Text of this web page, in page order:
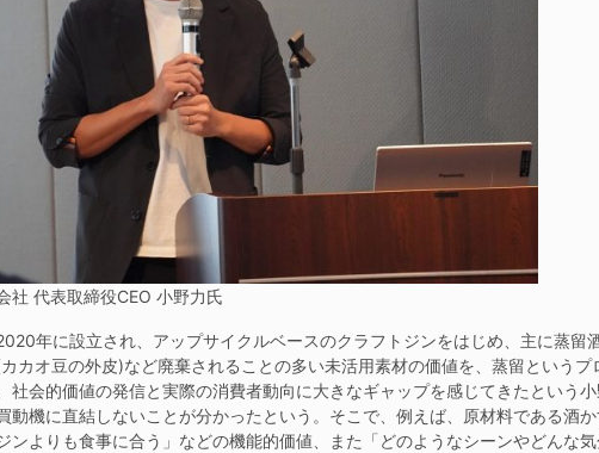
社 代表取締役CEO 小野力氏
年に設立され、アップサイクルベースのクラフトジンをはじめ、主に蒸留
カオ豆の外皮)など廃棄されることの多い未活用素材の価値を、蒸留というプ
社会的価値の発信と実際の消費者動向に大きなギャップを感じてきたという
動機に直結しないことが分かったという。そこで、例えば、原材料である酒
ンよりも食事に合う」などの機能的価値、また「どのようなシーンやどんな